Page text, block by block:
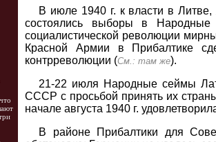
В июле 1940 г. к власти в
состоялись выборы в
социалистической революции
Красной Армии в Прибалтике
контрреволюции (См.: там же).
21-22 июля Народные сеймы
СССР с просьбой принять их
начале августа 1940 г.
В районе Прибалтики для